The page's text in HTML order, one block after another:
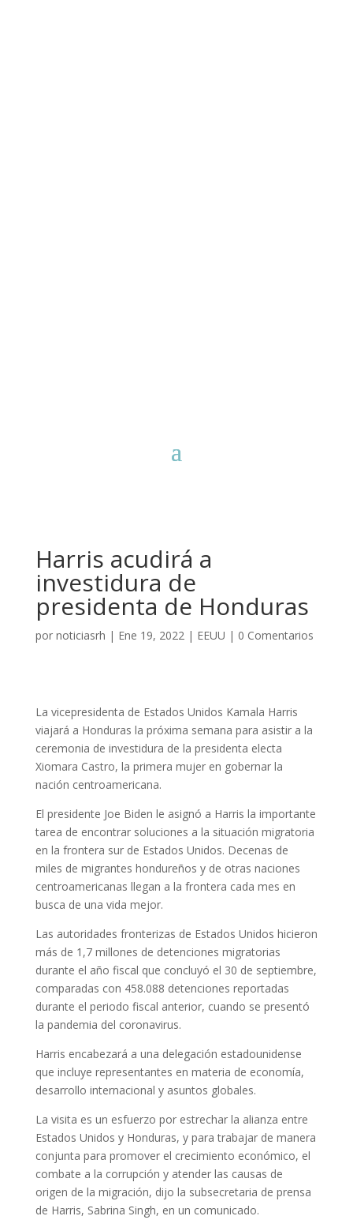
Harris acudirá a
investidura de
presidenta de Honduras
por noticiasrh | Ene 19, 2022| EEUU | 0 Comentarios
La vicepresidenta de Estados Unidos Kamala Harris
viajará a Honduras la próxima semana para asistir a la
ceremonia de investidura de la presidenta electa
Xiomara Castro, la primera mujer en gobernar la
nación centroamericana.
El presidente Joe Biden le asignó a Harris la importante
tarea de encontrar soluciones a la situación migratoria
en la frontera sur de Estados Unidos. Decenas de
miles de migrantes hondureños y de otras naciones
centroamericanas llegan a la frontera cada mes en
busca de una vida mejor.
Las autoridades fronterizas de Estados Unidos hicieron
más de 1,7 millones de detenciones migratorias
durante el año fiscal que concluyó el 30 de septiembre,
comparadas con 458.088 detenciones reportadas
durante el periodo fiscal anterior, cuando se presentó
la pandemia del coronavirus.
Harris encabezará a una delegación estadounidense
que incluye representantes en materia de economía,
desarrollo internacional y asuntos globales.
La visita es un esfuerzo por estrechar la alianza entre
Estados Unidos y Honduras, y para trabajar de manera
conjunta para promover el crecimiento económico, el
combate a la corrupción y atender las causas de
origen de la migración, dijo la subsecretaria de prensa
de Harris, Sabrina Singh, en un comunicado.